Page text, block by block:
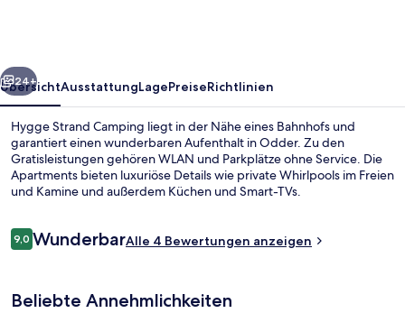
Weiter
24+
ÜbersichtAusstattungLagePreiseRichtlinien
Hygge Strand Camping liegt in der Nähe eines Bahnhofs und
garantiert einen wunderbaren Aufenthalt in Odder. Zu den
Gratisleistungen gehören WLAN und Parkplätze ohne Service. Die
Apartments bieten luxuriöse Details wie private Whirlpools im Freien
und Kamine und außerdem Küchen und Smart-TVs.
Bewertungen
9,09,0 von 10.
WunderbarAlle 4 Bewertungen anzeigen
Beliebte Annehmlichkeiten